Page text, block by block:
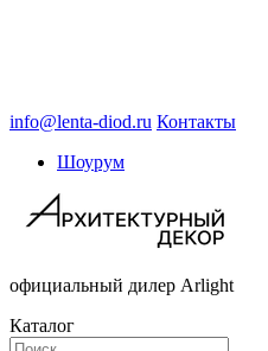
info@lenta-diod.ru Контакты
Шоурум
официальный дилер Arlight
Каталог